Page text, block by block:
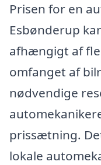
Prisen for en
Esbønderup
afhængigt af
omfanget af
nødvendige
prissætning.
lokale